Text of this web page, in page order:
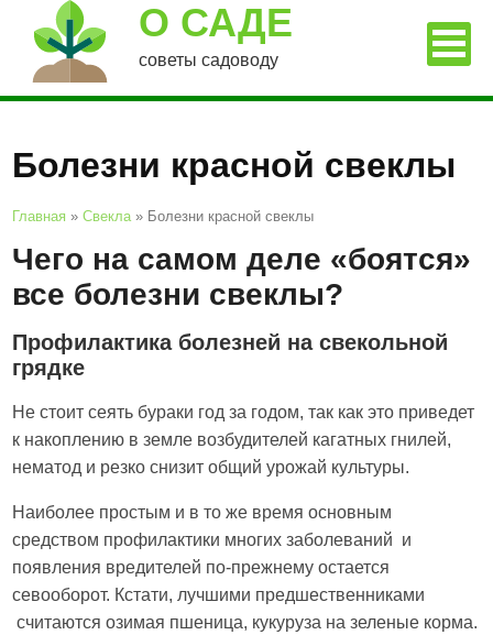
О САДЕ
советы садоводу
Болезни красной свеклы
Главная »Свекла» Болезни красной свеклы
Чего на самом деле «боятся»
все болезни свеклы?
Профилактика болезней на свекольной
грядке
Не стоит сеять бураки год за годом, так как это приведет
к накоплению в земле возбудителей кагатных гнилей,
нематод и резко снизит общий урожай культуры.
Наиболее простым и в то же время основным
средством профилактики многих заболеваний и
появления вредителей по-прежнему остается
севооборот. Кстати, лучшими предшественниками
считаются озимая пшеница, кукуруза на зеленые корма.